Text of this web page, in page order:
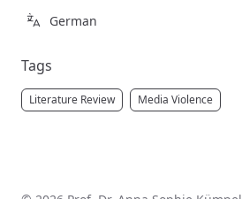
German
Tags
Literature Review Media Violence